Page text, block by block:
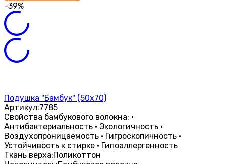
-39%
Подушка "Бамбук" (50х70)
Артикул:7785
​Свойства бамбукового волокна: ·
Антибактериальность · Экологичность ·
Воздухопроницаемость · Гигроскопичность ·
Устойчивость к стирке · Гипоаллергенность
Ткань верха:Поликоттон